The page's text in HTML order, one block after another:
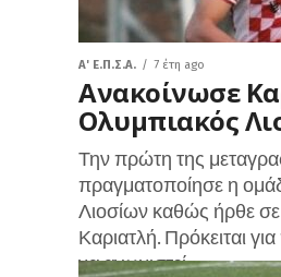
A' Ε.Π.Σ.Α. 7 έτη ago
Ανακοίνωσε
Ολυμπιακός
Την πρώτη της
πραγματοποίησε η
Λιοσίων καθώς ήρθε
Καριατλή. Πρόκειται
να αγωνιστεί...